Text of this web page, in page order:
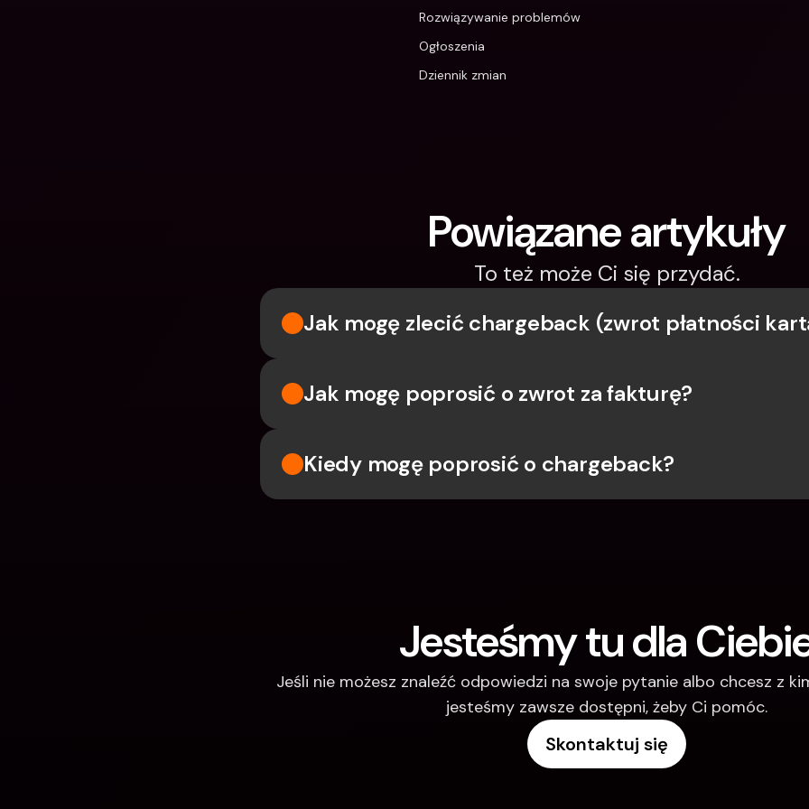
Rozwiązywanie problemów
Ogłoszenia
Dziennik zmian
Powiązane artykuły
To też może Ci się przydać.
Jak mogę zlecić chargeback (zwrot płatności
Jak mogę poprosić o zwrot za fakturę?
Kiedy mogę poprosić o chargeback?
Jesteśmy tu dla
Jeśli nie możesz znaleźć odpowiedzi na swoje pytanie albo chcesz z
jesteśmy zawsze dostępni, żeby Ci pomóc.
Skontaktuj się